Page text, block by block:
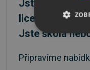
Jste firma a
licencí?
Jste škola
Připravíme